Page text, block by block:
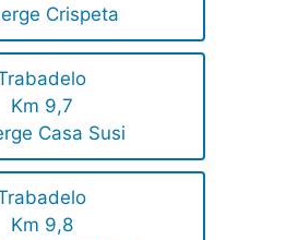
Crispeta
Km 9,7
Casa Susi
Km 9,8